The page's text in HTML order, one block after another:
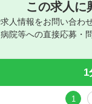
この求人に
人情報をお問い合わ
院等への直接応募・
1
1